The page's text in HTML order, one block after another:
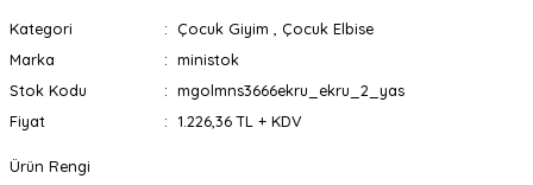
Kategori Çocuk Giyim
Çocuk Elbise
Marka
ministok
Stok Kodu
mgolmns3666ekru_ekru_2_yas
Fiyat
1.226,36 TL + KDV
Ürün Rengi